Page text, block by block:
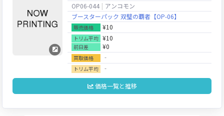
OP06-044
アンコモン
ブースターパック 双璧の覇者【OP-06】
販売価格 ¥10
トリム平均 ¥10
前日差 ¥0
買取価格 ‐
トリム平均 ‐
価格一覧と推移